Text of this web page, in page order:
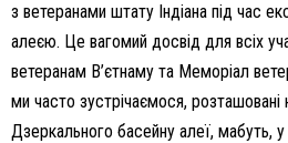
з ветеранами штату Індіана під час
алеєю. Це вагомий досвід для всіх
ветеранам В’єтнаму та Меморіал
ми часто зустрічаємося,
Дзеркального басейну алеї, мабуть, у